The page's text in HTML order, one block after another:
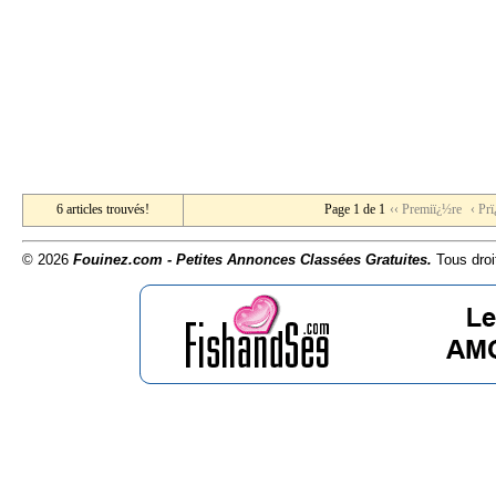
6 articles trouvés! Page 1 de 1 ‹‹ Premiï¿½re ‹
© 2026 Fouinez.com - Petites Annonces Classées Gratuites. Tous